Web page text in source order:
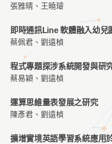
張雅晴、王曉璿
即時通訊Line 軟體融入幼兒
蔡佩君、劉遠楨
程式專題探涉系統開發與研
蔡易穎、劉遠楨
運算思維量表發展之研究
陳彥君、劉遠楨
擴增實境英語學習系統應用